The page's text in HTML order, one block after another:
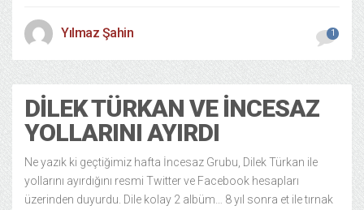
Yılmaz Şahin 1
DILEK TÜRKAN VE İNCESAZ
YOLLARINI AYIRDI
Ne yazık ki geçtiğimiz hafta İncesaz Grubu, Dilek Türkan ile
yollarını ayırdığını resmi Twitter ve Facebook hesapları
üzerinden duyurdu. Dile kolay 2 albüm… 8 yıl sonra et ile tırnak